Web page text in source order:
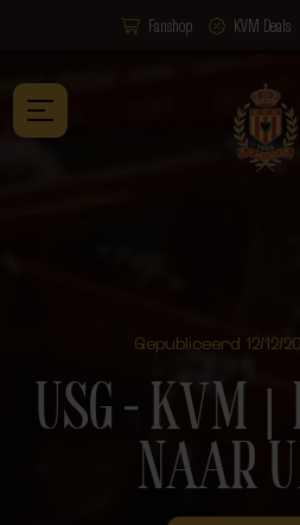
Fanshop KVM Deals
Gepubliceerd 12/12/
USG – KVM ⎮
NAAR